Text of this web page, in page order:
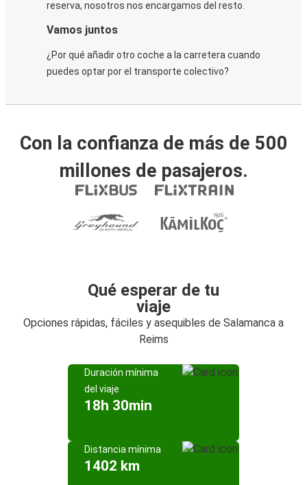
reserva, nosotros nos encargamos del resto.
Vamos juntos
¿Por qué añadir otro coche a la carretera cuando
puedes optar por el transporte colectivo?
Con la confianza de más de 500
millones de pasajeros.
Qué esperar de tu
viaje
Opciones rápidas, fáciles y asequibles de Salamanca a
Reims
Duración mínima
del viaje
18h 30min
Distancia mínima
1402 km